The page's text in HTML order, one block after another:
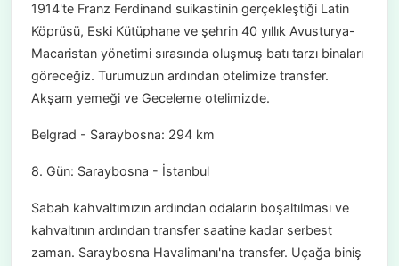
1914'te Franz Ferdinand suikastinin gerçekleştiği Latin
Köprüsü, Eski Kütüphane ve şehrin 40 yıllık Avusturya-
Macaristan yönetimi sırasında oluşmuş batı tarzı binaları
göreceğiz. Turumuzun ardından otelimize transfer.
Akşam yemeği ve Geceleme otelimizde.
Belgrad - Saraybosna: 294 km
8. Gün: Saraybosna - İstanbul
Sabah kahvaltımızın ardından odaların boşaltılması ve
kahvaltının ardından transfer saatine kadar serbest
zaman. Saraybosna Havalimanı'na transfer. Uçağa biniş